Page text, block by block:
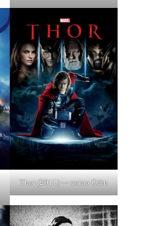
Thor (2011) — como Odin